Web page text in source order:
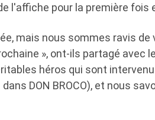
l'affiche pour la première fois
mais nous sommes ravis de
», ont-ils partagé avec
héros qui sont
DON BROCO), et nous